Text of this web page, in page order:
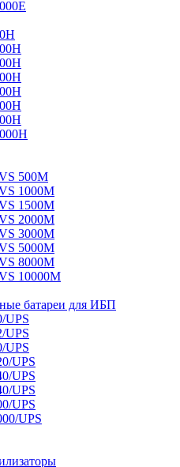
500M
1000M
1500M
2000M
3000M
5000M
8000M
10000M
батареи для ИБП
UPS
UPS
UPS
UPS
UPS
UPS
UPS
UPS